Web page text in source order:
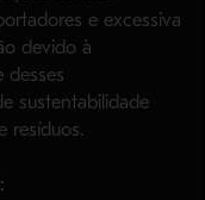
e excessiva
devido à
desses
sustentabilidade
resíduos.